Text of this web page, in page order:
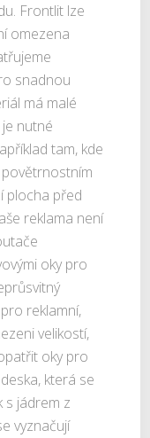
Frontlit lze
omezena
snadnou
má malé
nutné
tam, kde
plocha před
reklama není
oky pro
reklamní,
velikostí,
oky pro
která se
s jádrem z
vyznačují